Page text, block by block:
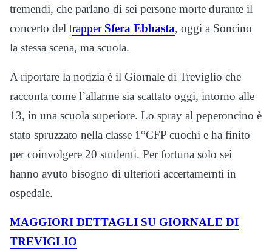
tremendi, che parlano di sei persone morte durante il
concerto del trapper Sfera Ebbasta, oggi a Soncino
la stessa scena, ma scuola.
A riportare la notizia è il Giornale di Treviglio che
racconta come l’allarme sia scattato oggi, intorno alle
13, in una scuola superiore. Lo spray al peperoncino è
stato spruzzato nella classe 1°CFP cuochi e ha finito
per coinvolgere 20 studenti. Per fortuna solo sei
hanno avuto bisogno di ulteriori accertamernti in
ospedale.
MAGGIORI DETTAGLI SU GIORNALE DI
TREVIGLIO